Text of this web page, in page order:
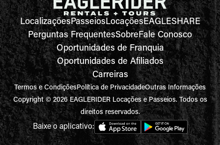
LocalizaçõesPasseiosLocaçõesEAGLESHARE
Perguntas FrequentesSobreFale Conosco
Oportunidades de Franquia
Oportunidades de Afiliados
Carreiras
Termos e CondiçõesPolítica de PrivacidadeOutras Informações
Copyright © 2026 EAGLERIDER Locações e Passeios. Todos os
direitos reservados.
Baixe o aplicativo: